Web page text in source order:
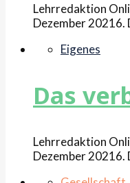
Lehrredaktion
Dezember 20216.
Eigenes
Das
Lehrredaktion
Dezember 20216.